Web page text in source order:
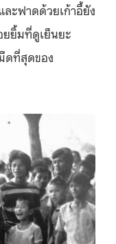
ะฟาดด้วยเก้าอี้ยัง
ยยิ้มที่ดูเย็นยะ
ดที่สุดของ